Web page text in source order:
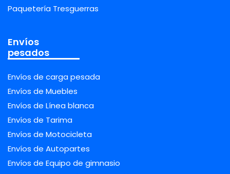
Paquetería Tresguerras
Envíos
pesados
Envíos de carga pesada
Envíos de Muebles
Envíos de Línea blanca
Envíos de Tarima
Envíos de Motocicleta
Envíos de Autopartes
Envíos de Equipo de gimnasio